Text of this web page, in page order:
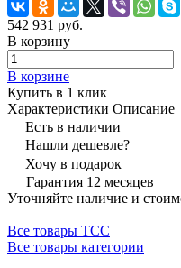
542 931 руб.
В корзину
В корзине
Купить в 1 клик
Характеристики Описание
Есть в наличии
Нашли дешевле?
Хочу в подарок
Гарантия 12 месяцев
Уточняйте наличие и
Все товары ТСС
Все товары категории